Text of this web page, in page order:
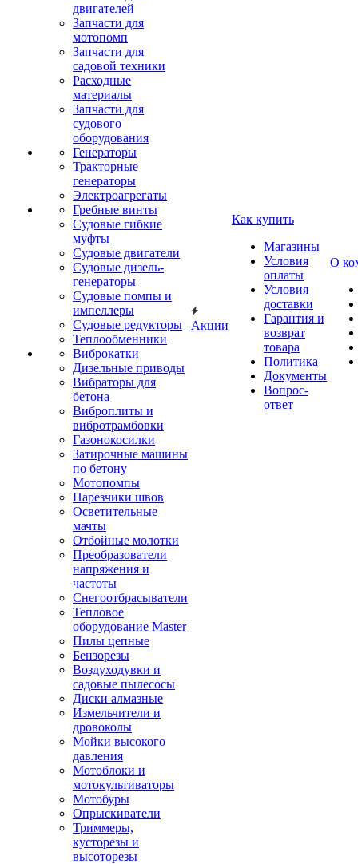
двигателей
Запчасти для
мотопомп
Запчасти для
садовой техники
Расходные
материалы
Запчасти для
судового
оборудования
Генераторы
Тракторные
генераторы
Электроагрегаты
Гребные винты
Судовые гибкие
муфты
Судовые двигатели
Судовые дизель-
генераторы
Судовые помпы и
импеллеры
Судовые редукторы
Теплообменники
Виброкатки
Дизельные приводы
Вибраторы для
бетона
Виброплиты и
вибротрамбовки
Газонокосилки
Затирочные машины
по бетону
Мотопомпы
Нарезчики швов
Осветительные
мачты
Отбойные молотки
Преобразователи
напряжения и
частоты
Снегоотбрасыватели
Тепловое
оборудование Master
Пилы цепные
Бензорезы
Воздуходувки и
садовые пылесосы
Диски алмазные
Измельчители и
дровоколы
Мойки высокого
давления
Мотоблоки и
мотокультиваторы
Мотобуры
Опрыскиватели
Триммеры,
кусторезы и
высоторезы
Акции
Как купить
Магазины
Условия
оплаты
Условия
доставки
Гарантия и
возврат
товара
Политика
Документы
Вопрос-
ответ
О